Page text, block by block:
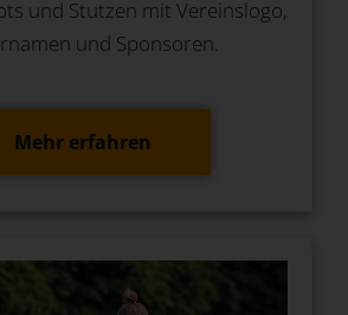
und Stutzen mit Vereinslogo,
und Sponsoren.
Mehr erfahren